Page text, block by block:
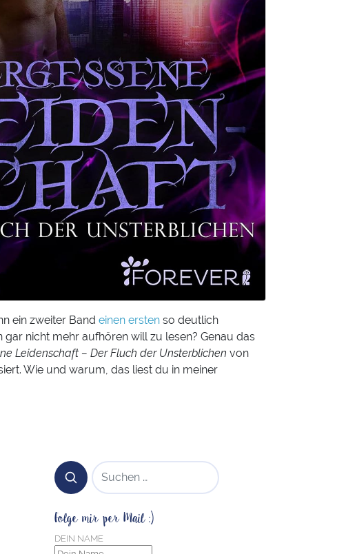
ein zweiter Band einen ersten so deutlich
gar nicht mehr aufhören will zu lesen? Genau das
Leidenschaft – Der Fluch der Unsterblichen von
Wie und warum, das liest du in meiner
SUCHEN NACH:
Folge mir per Mail :)
DEIN NAME